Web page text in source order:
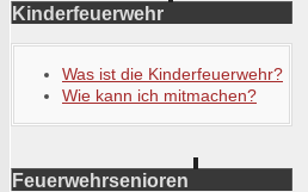
Kinderfeuerwehr
Was ist die Kinderfeuerwehr?
Wie kann ich mitmachen?
Feuerwehrsenioren